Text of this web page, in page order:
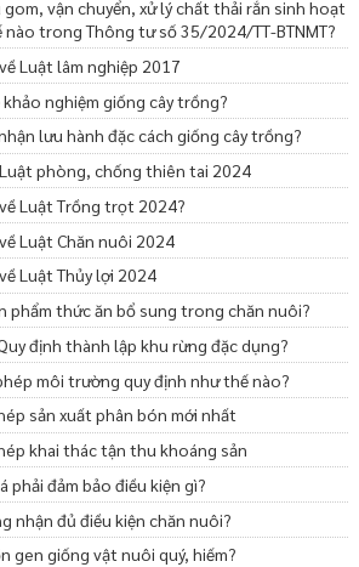
vận chuyển, xử lý chất thải rắn sinh hoạt
trong Thông tư số 35/2024/TT-BTNMT?
Luật lâm nghiệp 2017
nghiệm giống cây trồng?
lưu hành đặc cách giống cây trồng?
phòng, chống thiên tai 2024
Luật Trồng trọt 2024?
Luật Chăn nuôi 2024
Luật Thủy lợi 2024
phẩm thức ăn bổ sung trong chăn nuôi?
định thành lập khu rừng đặc dụng?
môi trường quy định như thế nào?
sản xuất phân bón mới nhất
khai thác tận thu khoáng sản
phải đảm bảo điều kiện gì?
nhận đủ điều kiện chăn nuôi?
gen giống vật nuôi quý, hiếm?